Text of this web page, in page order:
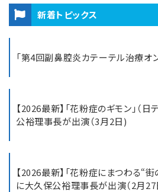
新着トピックス
「第4回副鼻腔炎カテーテル治療オ
【2026最新】「花粉症のギモン」（
公裕理事長が出演（3月2日)
【2026最新】「花粉症にまつわる“街
に大久保公裕理事長が出演（2月27